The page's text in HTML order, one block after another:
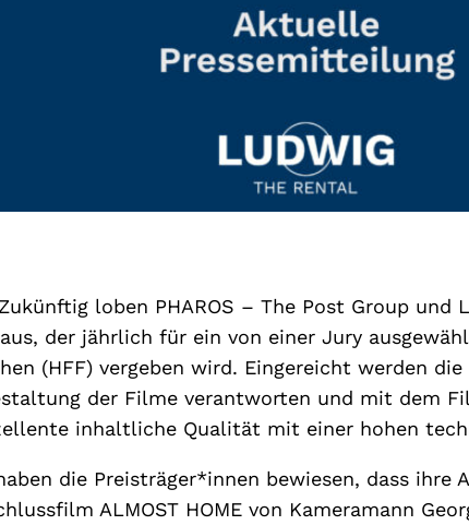
loben PHAROS – The Post Group und
aus, der jährlich für ein von einer Jury
(HFF) vergeben wird. Eingereicht werden
der Filme verantworten und mit dem
inhaltliche Qualität mit einer hohen
die Preisträger*innen bewiesen, dass
ALMOST HOME von Kameramann